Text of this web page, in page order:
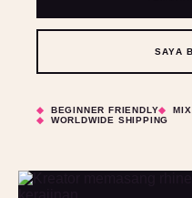
SAYA
BEGINNER FRIENDLY
WORLDWIDE SHIPPING